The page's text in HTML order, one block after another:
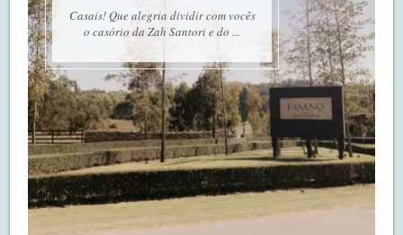
Casais! Que alegria dividir com vocês
o casório da Zah Santori e do ...